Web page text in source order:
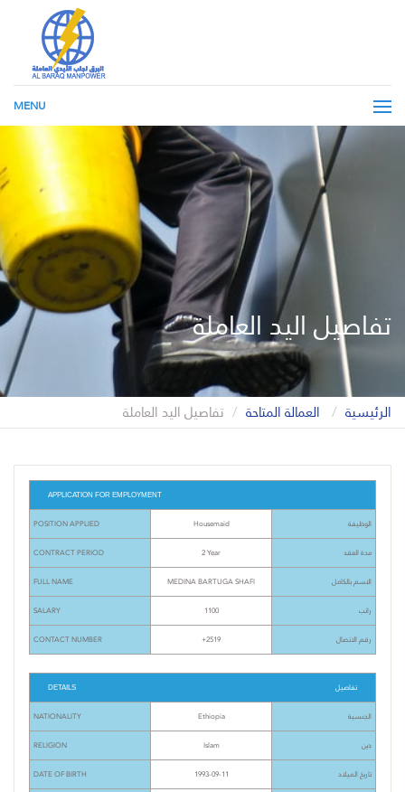
MENU
تفاصيل اليد العاملة
الرئيسية العمالة المتاحة تفاصيل اليد العاملة
APPLICATION FOR EMPLOYMENT
POSITION APPLIED Housemaid الوظيفة
CONTRACT PERIOD 2 Year مدة العقد
FULL NAME MEDINA BARTUGA SHAFI الاسم بالكامل
SALARY 1100 راتب
CONTACT NUMBER +2519 رقم الاتصال
DETAILS تفاصيل
NATIONALITY Ethiopia الجنسية
RELIGION Islam دين
DATE OF BIRTH 1993-09-11 تاريخ الميلاد